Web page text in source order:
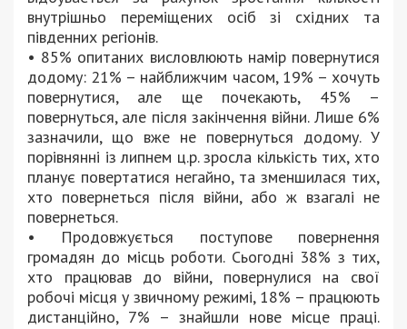
внутрішньо переміщених осіб зі східних та
південних регіонів.
• 85% опитаних висловлюють намір повернутися
додому: 21% – найближчим часом, 19% – хочуть
повернутися, але ще почекають, 45% –
повернуться, але після закінчення війни. Лише 6%
зазначили, що вже не повернуться додому. У
порівнянні із липнем ц.р. зросла кількість тих, хто
планує повертатися негайно, та зменшилася тих,
хто повернеться після війни, або ж взагалі не
повернеться.
• Продовжується поступове повернення
громадян до місць роботи. Сьогодні 38% з тих,
хто працював до війни, повернулися на свої
робочі місця у звичному режимі, 18% – працюють
дистанційно, 7% – знайшли нове місце праці.